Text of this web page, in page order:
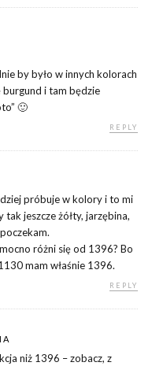
by było w innych kolorach
burgund i tam będzie
🙂
REPLY
próbuje w kolory i to mi
tak jeszcze żółty, jarzębina,
różni się od 1396? Bo
mam właśnie 1396.
REPLY
niż 1396 – zobacz, z